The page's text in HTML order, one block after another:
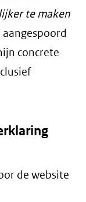
te maken
concrete
de website